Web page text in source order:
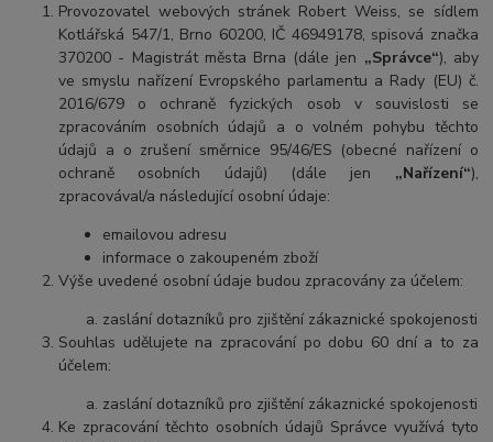
Provozovatel webových stránek Robert Weiss, se sídlem
Kotlářská 547/1, Brno 60200, IČ 46949178, spisová značka
370200 - Magistrát města Brna (dále jen „Správce“), aby
ve smyslu nařízení Evropského parlamentu a Rady (EU) č.
2016/679 o ochraně fyzických osob v souvislosti se
zpracováním osobních údajů a o volném pohybu těchto
údajů a o zrušení směrnice 95/46/ES (obecné nařízení o
ochraně osobních údajů) (dále jen „Nařízení“),
zpracovával/a následující osobní údaje:
emailovou adresu
informace o zakoupeném zboží
Výše uvedené osobní údaje budou zpracovány za účelem:
zaslání dotazníků pro zjištění zákaznické spokojenosti
Souhlas udělujete na zpracování po dobu 60 dnía to za
účelem:
zaslání dotazníků pro zjištění zákaznické spokojenosti
Ke zpracování těchto osobních údajů Správce využívá tyto